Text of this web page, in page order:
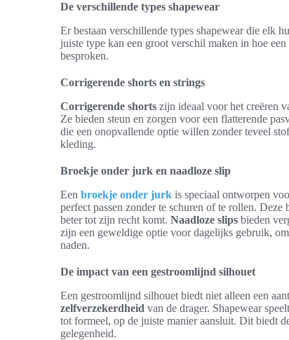
De verschillende types shapewear
Er bestaan verschillende types shapewear die elk
juiste type kan een groot verschil maken in hoe
besproken.
Corrigerende shorts en strings
Corrigerende shorts zijn ideaal voor het creëren
Ze bieden steun en zorgen voor een flatterende
die een onopvallende optie willen zonder teveel
kleding.
Broekje onder jurk en naadloze slip
Een broekje onder jurk is speciaal ontworpen
perfect passen zonder te schuren of te rollen.
beter tot zijn recht komt. Naadloze slips bieden
zijn een geweldige optie voor dagelijks gebruik,
naden.
De impact van een gestroomlijnd silhouet
Een gestroomlijnd silhouet biedt niet alleen een
zelfverzekerdheid van de drager. Shapewear
tot formeel, op de juiste manier aansluit. Dit biedt
gelegenheid.